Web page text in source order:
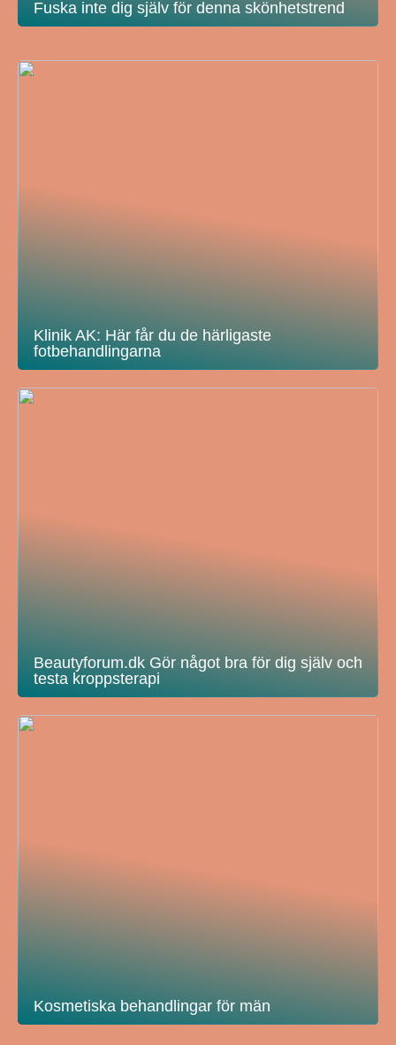
Fuska inte dig själv för denna skönhetstrend
Klinik AK: Här får du de härligaste
fotbehandlingarna
Beautyforum.dk Gör något bra för dig själv och
testa kroppsterapi
Kosmetiska behandlingar för män